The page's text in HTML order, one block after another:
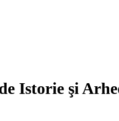
Istorie şi